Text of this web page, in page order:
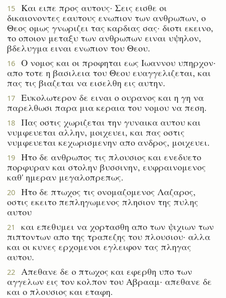
15
Και ειπε προς αυτους· Σεις εισθε οι
δικαιονοντες εαυτους ενωπιον των ανθρωπων, ο
Θεος ομως γνωριζει τας καρδιας σας· διοτι εκεινο,
το οποιον μεταξυ των ανθρωπων ειναι υψηλον,
βδελυγμα ειναι ενωπιον του Θεου.
16
Ο νομος και οι προφηται εως Ιωαννου υπηρχον·
απο τοτε η βασιλεια του Θεου ευαγγελιζεται, και
πας τις βιαζεται να εισελθη εις αυτην.
17
Ευκολωτερον δε ειναι ο ουρανος και η γη να
παρελθωσι παρα μια κεραια του νομου να πεση.
18
Πας οστις χωριζεται την γυναικα αυτου και
νυμφευεται αλλην, μοιχευει, και πας οστις
νυμφευεται κεχωρισμενην απο ανδρος, μοιχευει.
19
Ητο δε ανθρωπος τις πλουσιος και ενεδυετο
πορφυραν και στολην βυσσινην, ευφραινομενος
καθ' ημεραν μεγαλοπρεπως.
20
Ητο δε πτωχος τις ονομαζομενος Λαζαρος,
οστις εκειτο πεπληγωμενος πλησιον της πυλης
αυτου
21
και επεθυμει να χορτασθη απο των ψιχιων των
πιπτοντων απο της τραπεζης του πλουσιου· αλλα
και οι κυνες ερχομενοι εγλειφον τας πληγας
αυτου.
22
Απεθανε δε ο πτωχος και εφερθη υπο των
αγγελων εις τον κολπον του Αβρααμ· απεθανε δε
και ο πλουσιος και εταφη.